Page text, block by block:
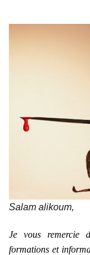
Salam alikoum,
Je vous remercie
formations et